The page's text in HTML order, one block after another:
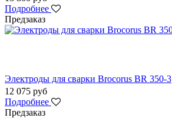
Подробнее
Предзаказ
Электроды для сварки Brocorus BR 350-3
12 075 руб
Подробнее
Предзаказ